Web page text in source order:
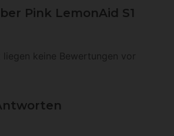
Pink LemonAid S1
keine Bewertungen vor